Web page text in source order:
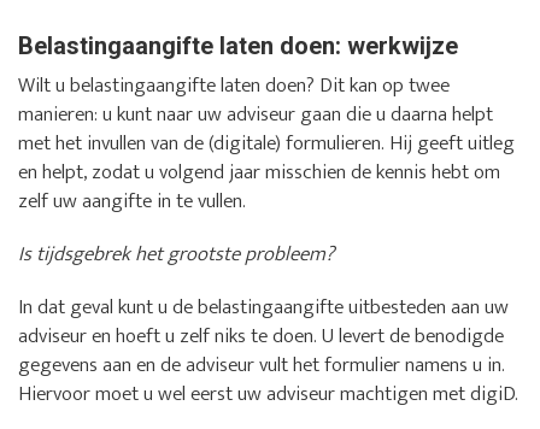
Belastingaangifte laten doen: werkwijze
Wilt u belastingaangifte laten doen? Dit kan op twee
manieren: u kunt naar uw adviseur gaan die u daarna helpt
met het invullen van de (digitale) formulieren. Hij geeft uitleg
en helpt, zodat u volgend jaar misschien de kennis hebt om
zelf uw aangifte in te vullen.
Is tijdsgebrek het grootste probleem?
In dat geval kunt u de belastingaangifte uitbesteden aan uw
adviseur en hoeft u zelf niks te doen. U levert de benodigde
gegevens aan en de adviseur vult het formulier namens u in.
Hiervoor moet u wel eerst uw adviseur machtigen met digiD.